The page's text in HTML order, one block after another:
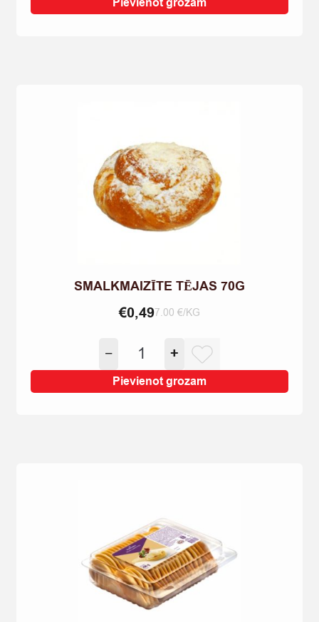
80G
SMALKMAIZĪTE TĒJAS 70G
€0,497.00 €/KG
−
SMALKMAIZĪTE
TĒJAS
70G
quantity
+
Pievienot grozam